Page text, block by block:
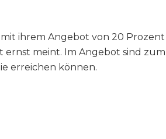
mit ihrem Angebot von 20 Prozent
meint. Im Angebot sind zum
erreichen können.